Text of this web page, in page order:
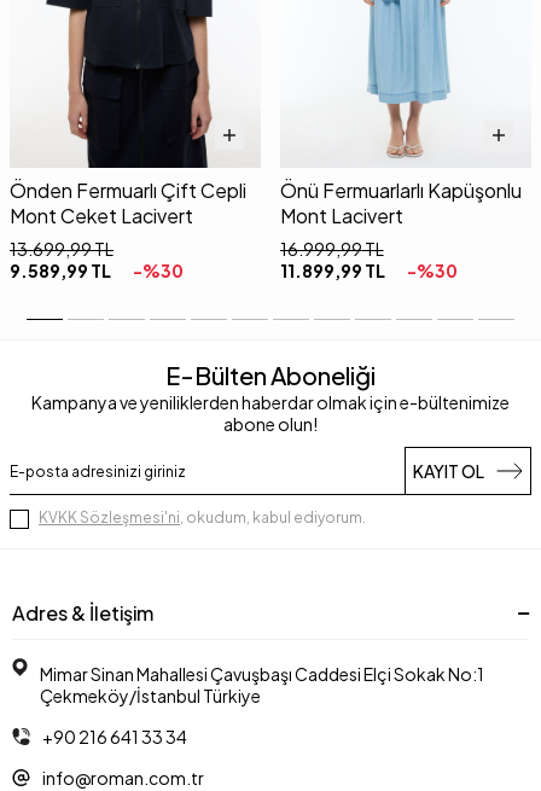
Önden Fermuarlı Çift Cepli
Mont Ceket Lacivert
13.699,99TL
9.589,99 TL -%30
Önü Fermuarlarlı Kapüşonlu
Mont Lacivert
16.999,99TL
11.899,99 TL -%30
E-Bülten Aboneliği
Kampanya ve yeniliklerden haberdar olmak için e-bültenimize
abone olun!
KAYIT OL
KVKK Sözleşmesi'ni, okudum, kabul ediyorum.
Adres & İletişim
Mimar Sinan Mahallesi Çavuşbaşı Caddesi Elçi Sokak No:1
Çekmeköy/İstanbul Türkiye
+90 216 641 33 34
info@roman.com.tr